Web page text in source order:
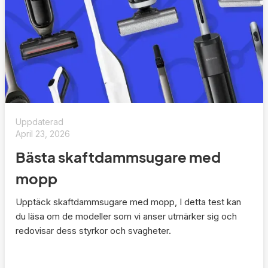
Uppdaterad
April 23, 2026
Bästa skaftdammsugare med
mopp
Upptäck skaftdammsugare med mopp, I detta test kan
du läsa om de modeller som vi anser utmärker sig och
redovisar dess styrkor och svagheter.